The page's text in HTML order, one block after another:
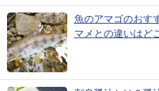
魚のアマゴのおす
マメとの違いはど